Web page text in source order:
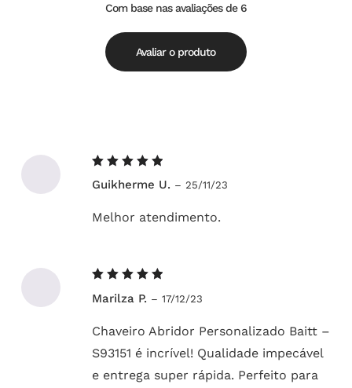
Avaliação
5.00de
5
Com base nas avaliações de 6
Avaliar o produto
5de 5
Guikherme U. – 25/11/23
Melhor atendimento.
5de 5
Marilza P. – 17/12/23
Chaveiro Abridor Personalizado Baitt –
S93151 é incrível! Qualidade impecável
e entrega super rápida. Perfeito para